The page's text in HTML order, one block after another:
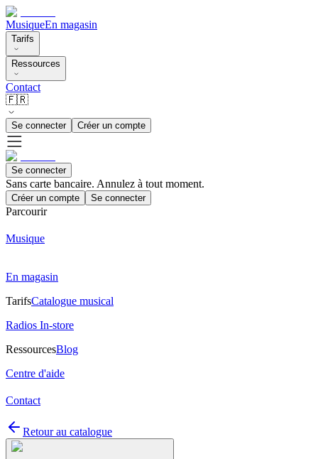
MusiqueEn magasin
Tarifs
Ressources
Contact
🇫🇷
Se connecter Créer un compte
Se connecter
Sans carte bancaire. Annulez à tout moment.
Créer un compte Se connecter
Parcourir
Musique
En magasin
TarifsCatalogue musical
Radios In-store
RessourcesBlog
Centre d'aide
Contact
Retour au catalogue